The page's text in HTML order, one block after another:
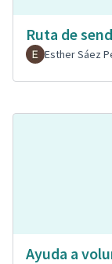
Ruta de
Esther Sáez
Ayuda a